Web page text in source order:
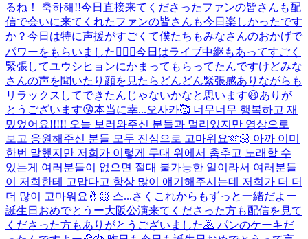
るね！ 축하해!!今日直接来てくださったファンの皆さんも配
信で会いに来てくれたファンの皆さんも今日楽しかったです
か？今日は特に声援がすごくて僕たちもみなさんのおかげで
パワーをもらいました🙇🏻‍♂️今日はライブ中継もあってすごく
緊張してユウシヒョンにかまってもらってたんですけどみな
さんの声を聞いたり顔を見たらどんどん緊張感ありながらも
リラックスしてできたんじゃないかなと思います😆ありが
とうございます😘本当に幸...오사카🥰 너무너무 행복하고 재
밌었어요!!!!! 오늘 보러와주신 분들과 멀리있지만 영상으로
보고 응원해주신 분들 모두 진심으로 고마워요🫶🏻 아까 이미
한번 말했지만 저희가 이렇게 무대 위에서 춤추고 노래할 수
있는게 여러분들이 없으면 절대 불가능한 일이라서 여러분들
이 저희한테 고맙다고 항상 많이 얘기해주시는데 저희가 더 더
더 많이 고마워요🤞🏻 스...さくこれからもずっと一緒だよー
誕生日おめでとうー大阪公演来てくださった方も配信を見て
くださった方もありがとうございました🙇 パンのケーキだ